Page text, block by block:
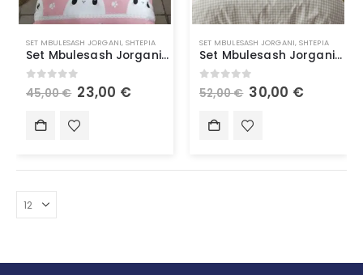
SET MBULESASH JORGANI, SHTEPIA
Set Mbulesash Jorgani Always Ranforce me Ngjyrë të Vetme, Lepuri
0 out of 5
45,00€ 23,00 €
SET MBULESASH JORGANI, SHTEPIA
Set Mbulesash Jorgani me Model Gingham, të Lehtë për Hekurosje, Trendyolmilla Home, 160x220cm
0 out of 5
52,00€ 30,00 €